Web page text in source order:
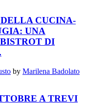
CUCINA-
UNA
DI
by Marilena Badolato
A TREVI